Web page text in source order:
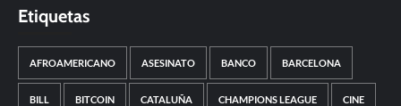
Etiquetas
AFROAMERICANO ASESINATO BANCO BARCELONA
BILL BITCOIN CATALUÑA CHAMPIONS LEAGUE CINE